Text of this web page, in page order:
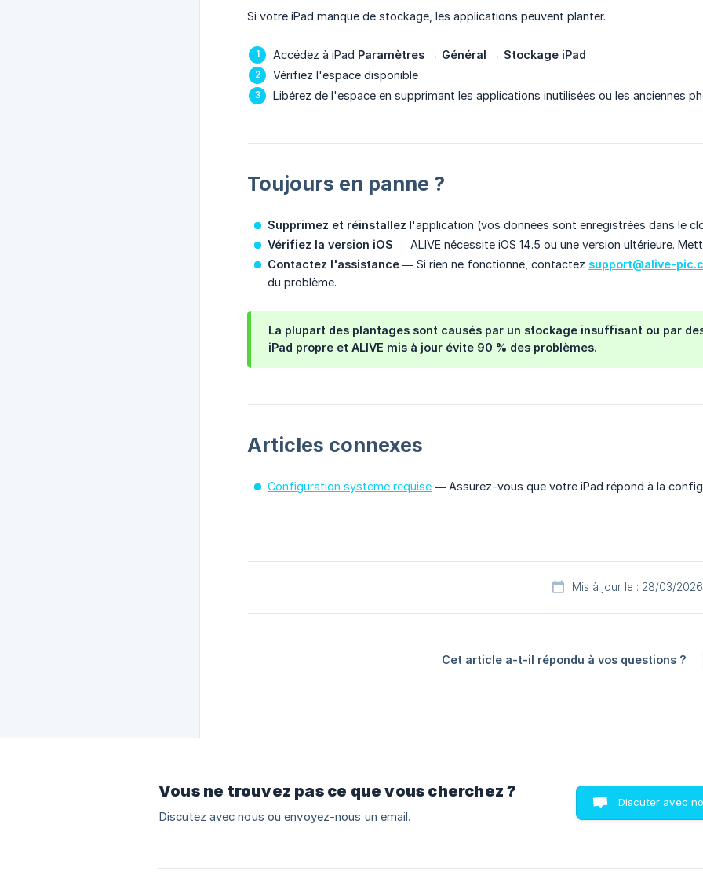
Si votre iPad manque de stockage, les applications peuvent planter.
Accédez à iPad Paramètres → Général → Stockage iPad
Vérifiez l'espace disponible
Libérez de l'espace en supprimant les applications inutilisées ou les anciennes
Toujours en panne ?
Supprimez et réinstallez l'application (vos données sont enregistrées dans le
Vérifiez la version iOS — ALIVE nécessite iOS 14.5 ou une version ultérieure.
Contactez l'assistance — Si rien ne fonctionne, contactez support@alive-
du problème.
La plupart des plantages sont causés par un stockage insuffisant ou par
iPad propre et ALIVE mis à jour évite 90 % des problèmes.
Articles connexes
Configuration système requise — Assurez-vous que votre iPad répond à la
Mis à jour le : 28/03/2026
Cet article a-t-il répondu à vos questions ?
Vous ne trouvez pas ce que vous cherchez ?
Discutez avec nous ou envoyez-nous un email.
Discuter avec